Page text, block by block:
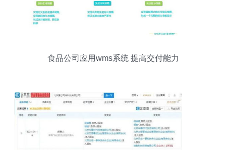
食品公司应用wms系统 提高交付能力